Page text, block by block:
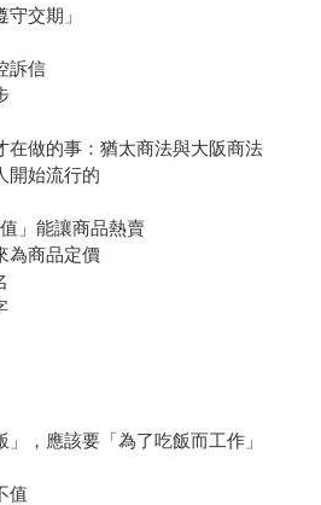
交期」
訴信
做的事：猶太商法與大阪商法
始流行的
」能讓商品熱賣
為商品定價
，應該要「為了吃飯而工作」
值